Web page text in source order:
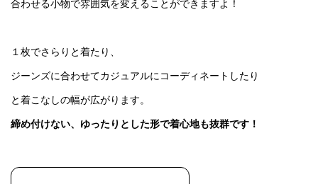
合わせる小物で雰囲気を変えることができますよ！
１枚でさらりと着たり、
ジーンズに合わせてカジュアルにコーディネートしたり
と着こなしの幅が広がります。
締め付けない、ゆったりとした形で着心地も抜群です！